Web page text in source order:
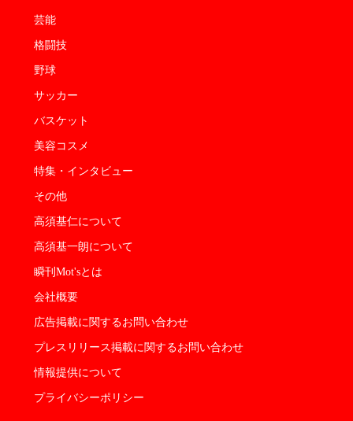
芸能
格闘技
野球
サッカー
バスケット
美容コスメ
特集・インタビュー
その他
高須基仁について
高須基一朗について
瞬刊Mot'sとは
会社概要
広告掲載に関するお問い合わせ
プレスリリース掲載に関するお問い合わせ
情報提供について
プライバシーポリシー